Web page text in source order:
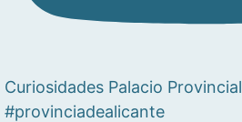
Curiosidades Palacio Provincial
#provinciadealicante